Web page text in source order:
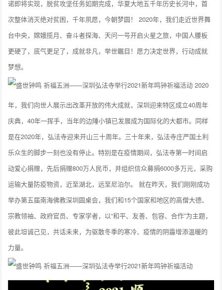
诺即将实现，脱贫攻坚任务如期完成，华夏大地五千年历史长河中，首
次整体消灭绝对贫困，千年夙愿，今朝梦圆！ 2020年，我们走近世界舞
台中央，嫦娥揽月、奋斗者探海、天问一号开启火星之旅，中国人腰板
更硬了，底气更足了，成就非凡，举世瞩目！愿力决定世界，行动成就
梦想。
2020
年，我们向世人展示出改革开放的伟大成就，深圳迎来特区成立40周年
庆典，40年一挥手，当年的边陲小镇已发展成为国际化的大都市。同样
是在2020年，弘法寺迎来开山三十周年。三十年来，弘法寺庄严国土利
乐众生的脚步一刻也没有停止。特别是在疫情期间，弘法寺第一时间启
动爱心捐赠，先后捐赠800万人民币，并组织信众募捐6000多万元，采购
运输大量防疫物资，近至湖北，远至尼泊尔。 就在昨天，我们刚刚成功
举办第五届南海佛教深圳圆桌会，我们和15个国家和地区的高僧大德、
宗教领袖、政府官员、专家学者，以“和平、友善、包容、合作”为主题，
彼此坦诚己见，共话未来，为驱散冬季的寒冷、疫情的阴霾增添温暖的
力量。